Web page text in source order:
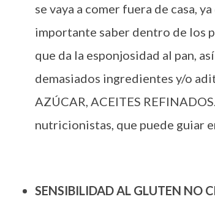
se vaya a comer fuera de casa,
importante saber dentro de los
que da la esponjosidad al pan,
demasiados ingredientes y/o
AZÚCAR, ACEITES
nutricionistas, que puede guiar
SENSIBILIDAD AL GLUTEN NO